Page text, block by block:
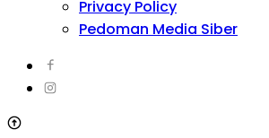
Privacy Policy
Pedoman Media Siber